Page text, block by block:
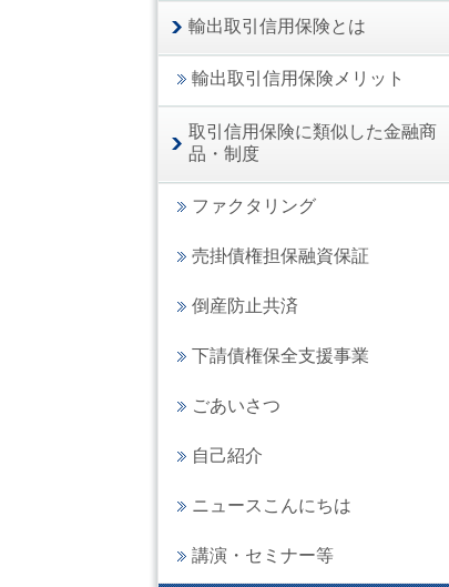
輸出取引信用保険とは
輸出取引信用保険メリット
取引信用保険に類似した金融商
品・制度
ファクタリング
売掛債権担保融資保証
倒産防止共済
下請債権保全支援事業
ごあいさつ
自己紹介
ニュースこんにちは
講演・セミナー等